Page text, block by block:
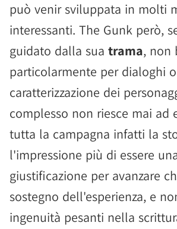
può venir sviluppata in molti
interessanti. The Gunk però,
guidato dalla sua trama, non
particolarmente per dialoghi o
caratterizzazione dei
complesso non riesce mai ad
tutta la campagna infatti la
l'impressione più di essere
giustificazione per avanzare
sostegno dell'esperienza, e
ingenuità pesanti nella